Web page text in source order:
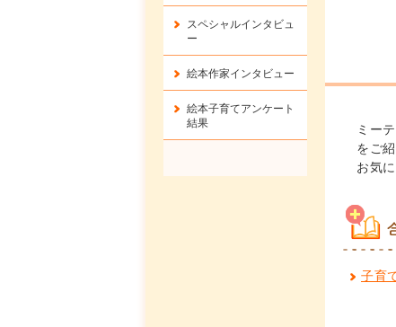
ミー
をご
お気
子育
スペシャルインタビュ
ー
絵本作家インタビュー
絵本子育てアンケート
結果